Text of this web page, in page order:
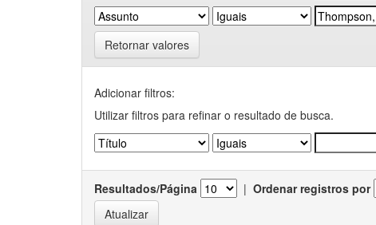
Retornar valores
Adicionar filtros:
Utilizar filtros para refinar o resultado de busca.
Resultados/Página | Ordenar registros por